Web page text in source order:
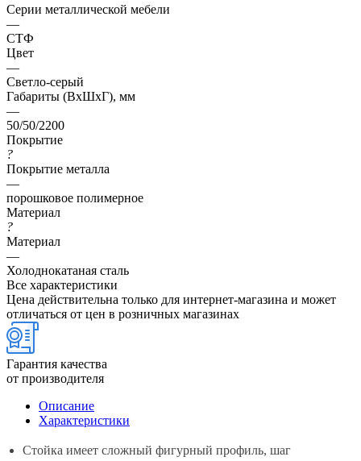
Серии металлической мебели
—
СТФ
Цвет
—
Светло-серый
Габариты (ВхШхГ), мм
—
50/50/2200
Покрытие
?
Покрытие металла
—
порошковое полимерное
Материал
?
Материал
—
Холоднокатаная сталь
Все характеристики
Цена действительна только для интернет-магазина и может
отличаться от цен в розничных магазинах
Гарантия качества
от производителя
Описание
Характеристики
Стойка имеет сложный фигурный профиль, шаг